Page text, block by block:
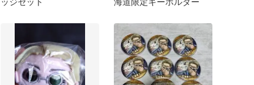
ッジセット
海道限定キーホルダー